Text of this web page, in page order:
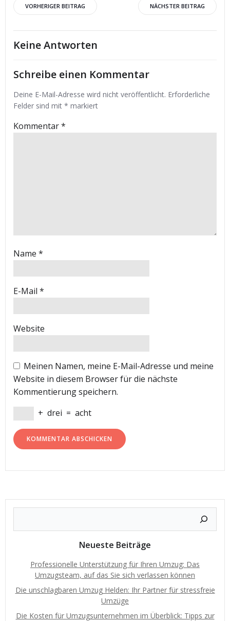
Beitrags-
Navigation
VORHERIGER BEITRAG
Beitrags-
Navigation
NÄCHSTER BEITRAG
Keine Antworten
Schreibe einen Kommentar
Deine E-Mail-Adresse wird nicht veröffentlicht. Erforderliche
Felder sind mit * markiert
Kommentar*
Name *
E-Mail *
Website
Meinen Namen, meine E-Mail-Adresse und meine
Website in diesem Browser für die nächste
Kommentierung speichern.
+ drei = acht
Neueste Beiträge
Professionelle Unterstützung für Ihren Umzug: Das
Umzugsteam, auf das Sie sich verlassen können
Die unschlagbaren Umzug Helden: Ihr Partner für stressfreie
Umzüge
Die Kosten für Umzugsunternehmen im Überblick: Tipps zur